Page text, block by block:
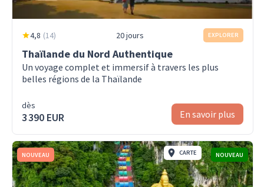
4,8 (14) 20 jours EXPLORER
Thaïlande du Nord Authentique
Un voyage complet et immersif à travers les plus
belles régions de la Thaïlande
dès
3 390 EUR En savoir plus
NOUVEAU CARTE NOUVEAU